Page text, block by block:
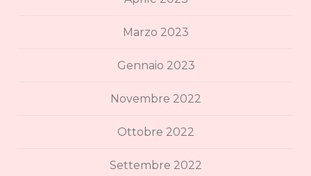
Marzo 2023
Gennaio 2023
Novembre 2022
Ottobre 2022
Settembre 2022